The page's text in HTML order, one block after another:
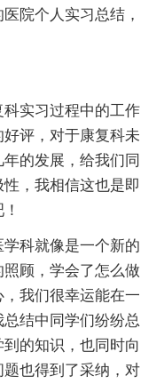
院个人实习总结，
实习过程中的工作
评，对于康复科未
的发展，给我们同
，我相信这也是即
科就像是一个新的
顾，学会了怎么做
我们很幸运能在一
结中同学们纷纷总
的知识，也同时向
也得到了采纳，对